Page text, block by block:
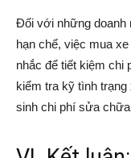
Đối với những doanh
hạn chế, việc mua
nhắc để tiết kiệm chi
kiểm tra kỹ tình
sinh chi phí sửa